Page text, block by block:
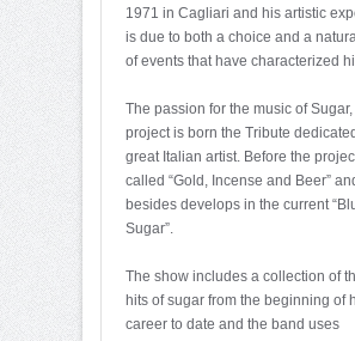
1971 in Cagliari and his artistic
is due to both a choice and a
of events that have characterized
The passion for the music of Sugar,
project is born the Tribute
great Italian artist. Before the
called “Gold, Incense and Beer”
besides develops in the current
Sugar”.
The show includes a collection of
hits of sugar from the beginning of
career to date and the band uses